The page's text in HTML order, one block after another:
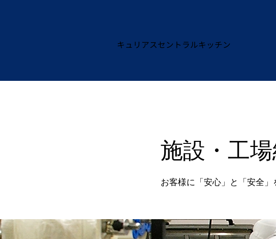
キュリアス​セントラルキッチン
施設・工
お客様に「安心」と「安全